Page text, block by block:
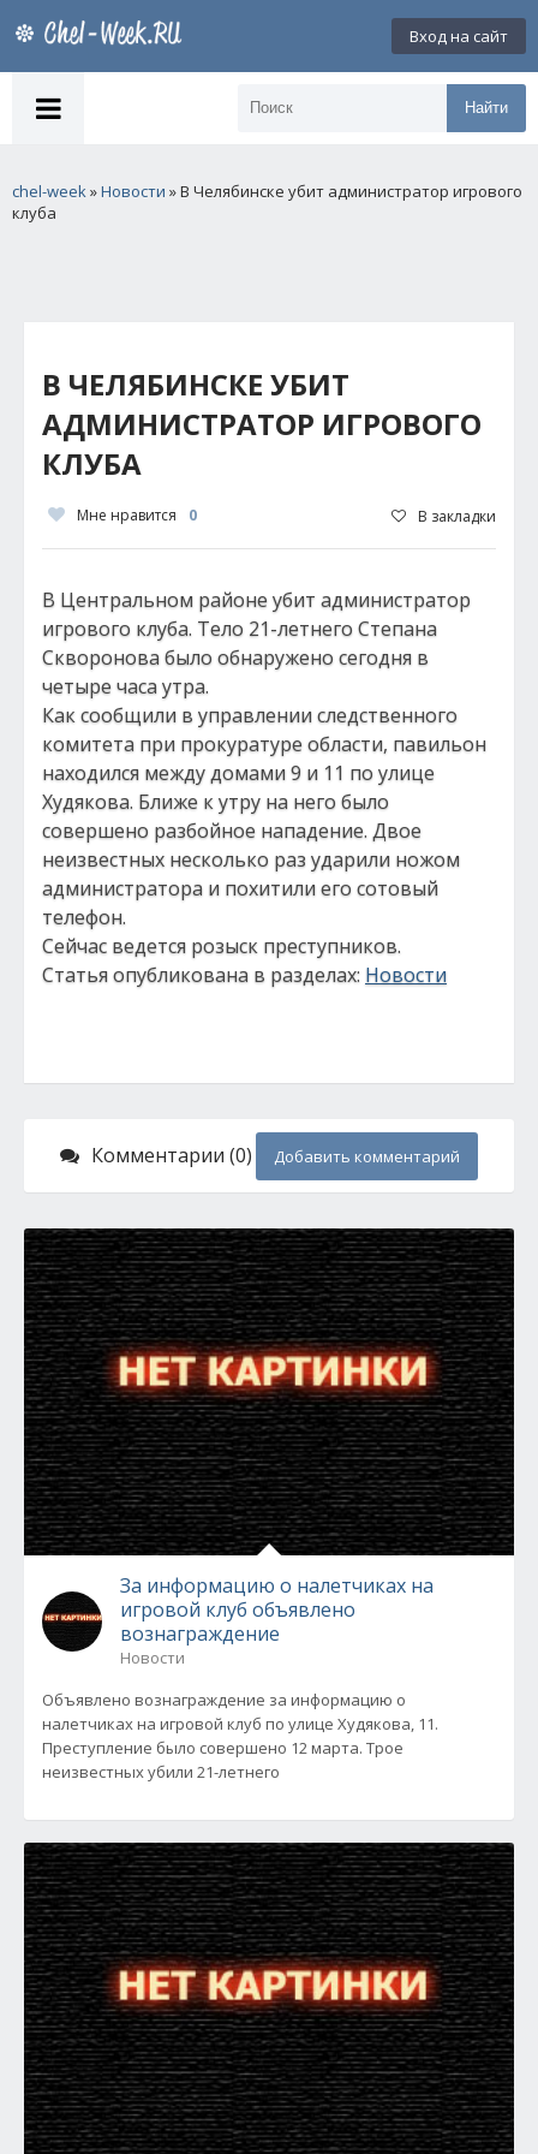
Вход на сайт
Найти
chel-week»Новости » В Челябинске убит администратор игрового
клуба
В ЧЕЛЯБИНСКЕ УБИТ
АДМИНИСТРАТОР ИГРОВОГО
КЛУБА
Мне нравится 0 В закладки
В Центральном районе убит администратор
игрового клуба. Тело 21-летнего Степана
Скворонова было обнаружено сегодня в
четыре часа утра.
Как сообщили в управлении следственного
комитета при прокуратуре области, павильон
находился между домами 9 и 11 по улице
Худякова. Ближе к утру на него было
совершено разбойное нападение. Двое
неизвестных несколько раз ударили ножом
администратора и похитили его сотовый
телефон.
Сейчас ведется розыск преступников.
Статья опубликована в разделах: Новости
Комментарии (0) Добавить комментарий
За информацию о налетчиках на
игровой клуб объявлено
вознаграждение
Новости
Объявлено вознаграждение за информацию о
налетчиках на игровой клуб по улице Худякова, 11.
Преступление было совершено 12 марта. Трое
неизвестных убили 21-летнего